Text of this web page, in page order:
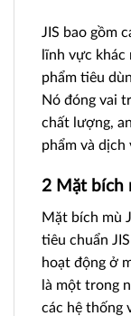
JIS bao gồm
lĩnh vực khác
phẩm tiêu
Nó đóng vai
chất lượng,
phẩm và dịch
2 Mặt bích
Mặt bích mù
tiêu chuẩn
hoạt động ở
là một trong
các hệ thống